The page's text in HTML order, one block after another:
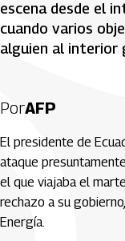
escena desde el
cuando varios
alguien al interior
PorAFP
El presidente de
ataque
el que viajaba el
rechazo a su
Energía.